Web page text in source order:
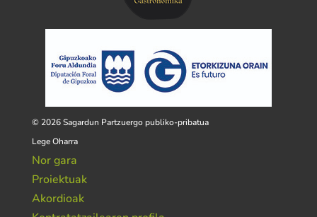
© 2026 Sagardun Partzuergo publiko-pribatua
Lege Oharra
Nor gara
Proiektuak
Akordioak